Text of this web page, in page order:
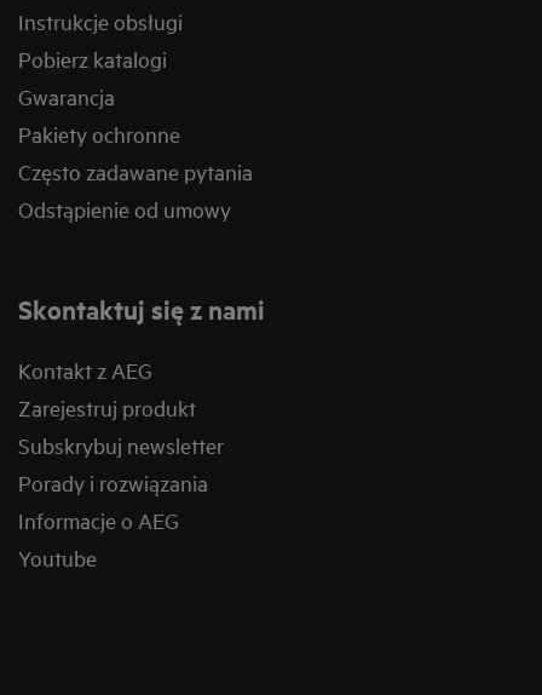
Instrukcje obsługi
Pobierz katalogi
Gwarancja
Pakiety ochronne
Często zadawane pytania
Odstąpienie od umowy
Skontaktuj się z nami
Kontakt z AEG
Zarejestruj produkt
Subskrybuj newsletter
Porady i rozwiązania
Informacje o AEG
Youtube